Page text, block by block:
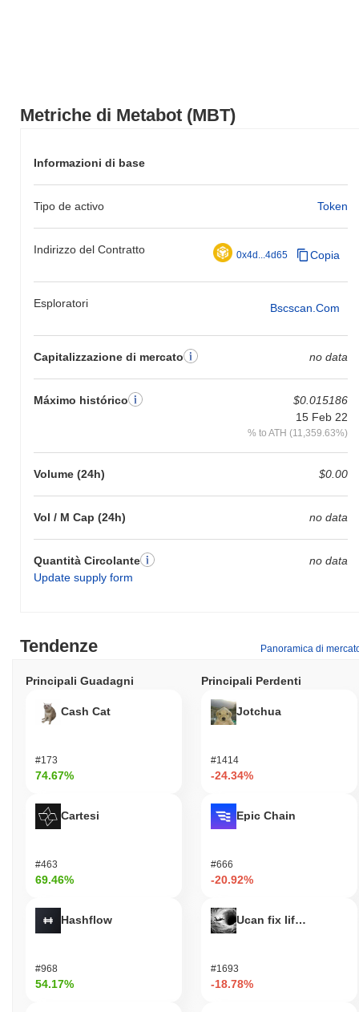
Metriche di Metabot (MBT)
Informazioni di base
Tipo de activo Token
Indirizzo del Contratto 0x4d...4d65 Copia
Esploratori Bscscan.com
Capitalizzazione di mercato no data
Máximo histórico
$0.015186
15 Feb 22
% to ATH (11,359.63%)
Volume (24h) $0.00
Vol / M Cap (24h) no data
Quantità Circolante
Update supply form
no data
Tendenze Panoramica di
Principali Guadagni
Cash Cat
#173
74.67%
Cartesi
#463
69.46%
Hashflow
#968
54.17%
Principali Perdenti
Jotchua
#1414
-24.34%
Epic Chain
#666
-20.92%
Ucan fix life in1day
#1693
-18.78%